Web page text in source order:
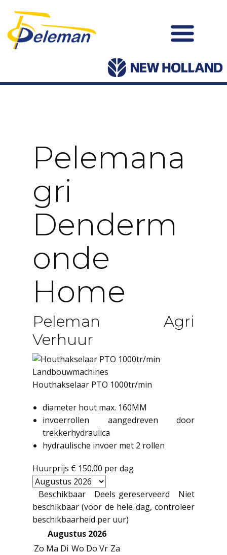
Pelemana
Gri
Denderm
Onde
Home
Peleman Agri
Verhuur
Landbouwmachines
Houthakselaar PTO 1000tr/min
diameter hout max. 160MM
invoerrollen aangedreven door
trekkerhydraulica
hydraulische invoer met 2 rollen
Huurprijs € 150.00 per dag
Beschikbaar Deels gereserveerd
Niet
beschikbaar (voor de hele dag, controleer
beschikbaarheid per uur)
Augustus 2026
Zo Ma Di Wo Do Vr Za